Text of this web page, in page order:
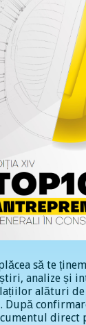
să te
analize și
alături de
După
direct